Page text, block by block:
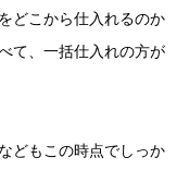
どこから仕入れるのか
て、一括仕入れの方が
どもこの時点でしっか